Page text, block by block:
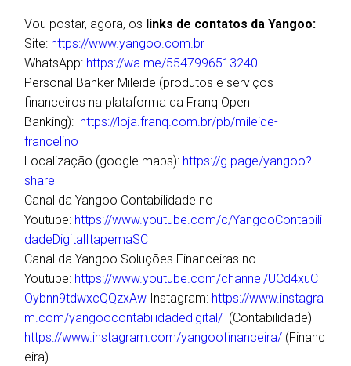
Vou postar, agora, os links de contatos da Yangoo:
Site: https://www.yangoo.com.br
WhatsApp: https://wa.me/5547996513240
Personal Banker Mileide (produtos e serviços
financeiros na plataforma da Franq Open
Banking): https://loja.franq.com.br/pb/mileide-
francelino
Localização (google maps): https://g.page/yangoo?
share
Canal da Yangoo Contabilidade no
Youtube: https://www.youtube.com/c/YangooContabili
dadeDigitalItapemaSC
Canal da Yangoo Soluções Financeiras no
Youtube: https://www.youtube.com/channel/UCd4xuC
Oybnn9tdwxcQQzxAw Instagram: https://www.instagra
m.com/yangoocontabilidadedigital/ (Contabilidade)
https://www.instagram.com/yangoofinanceira/ (Financ
eira)